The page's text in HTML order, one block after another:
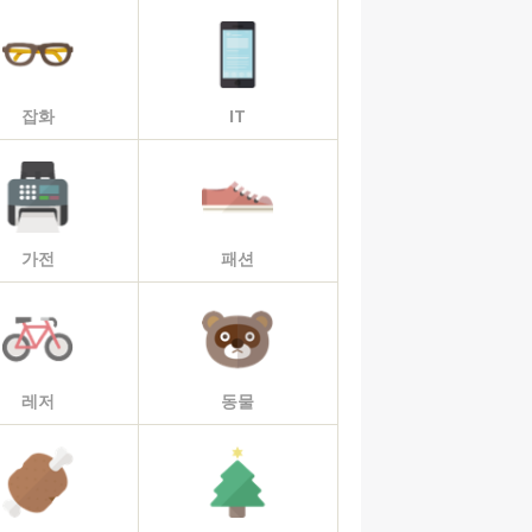
잡화 IT
가전 패션
레저 동물